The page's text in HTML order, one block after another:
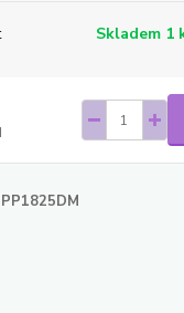
Skladem 1
PP1825DM